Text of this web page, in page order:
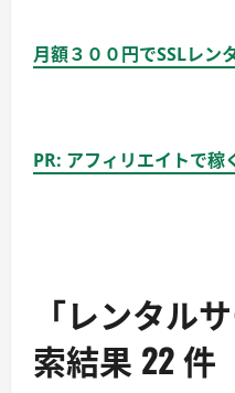
月額３００円でSSLレン
PR: アフィリエイトで稼
「レンタル
索結果 22 件